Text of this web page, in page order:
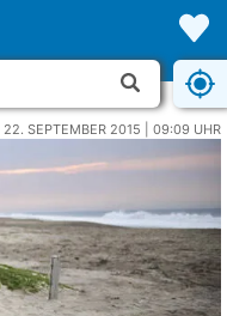
22. SEPTEMBER 2015 | 09:09 UHR